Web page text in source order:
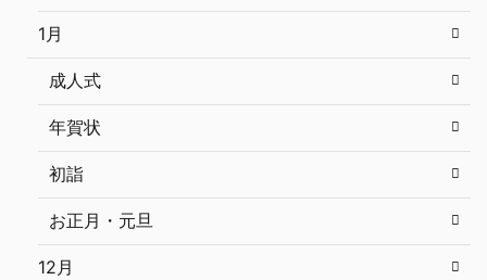
1月
成人式
年賀状
初詣
お正月・元旦
12月